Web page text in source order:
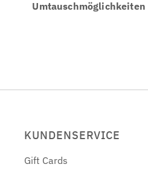
Umtauschmöglichkeiten
KUNDENSERVICE
Gift Cards